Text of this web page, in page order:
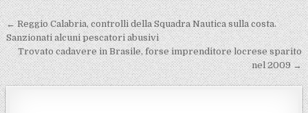
Navigazione articoli
← Reggio Calabria, controlli della Squadra Nautica sulla costa.
Sanzionati alcuni pescatori abusivi
Trovato cadavere in Brasile, forse imprenditore locrese sparito
nel 2009 →